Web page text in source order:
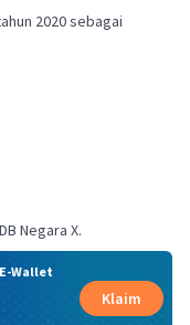
2020 sebagai
Negara X.
Wallet
Klaim